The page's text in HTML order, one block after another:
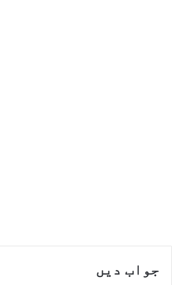
جواب دیں